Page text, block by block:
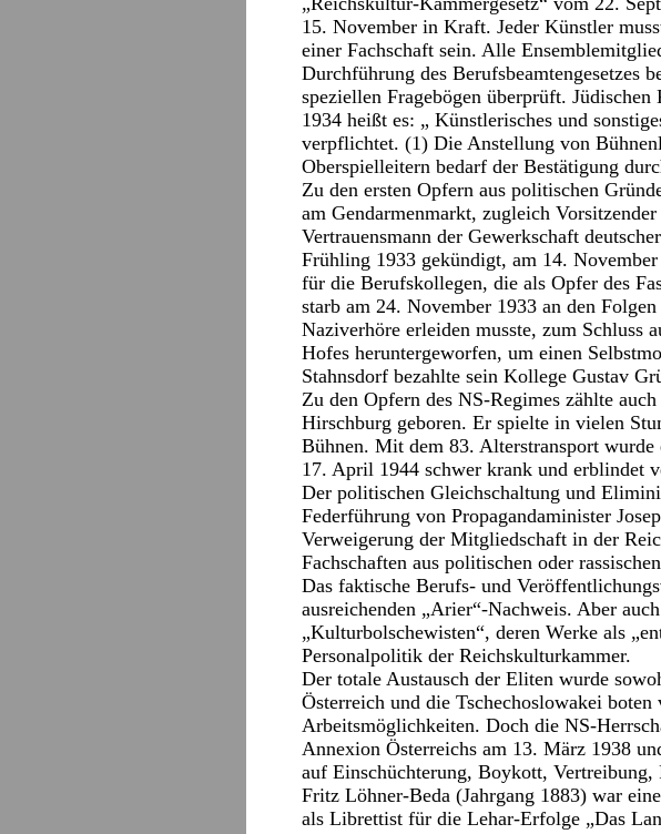
15. November in Kraft. Jeder Künstler
einer Fachschaft sein. Alle
Durchführung des Berufsbeamtengesetzes
speziellen Fragebögen überprüft.
1934 heißt es: „ Künstlerisches und
verpflichtet. (1) Die Anstellung von
Oberspielleitern bedarf der Bestätigung
Zu den ersten Opfern aus politischen
am Gendarmenmarkt, zugleich
Vertrauensmann der Gewerkschaft
Frühling 1933 gekündigt, am 14.
für die Berufskollegen, die als Opfer des
starb am 24. November 1933 an den
Naziverhöre erleiden musste, zum Schluss
Hofes heruntergeworfen, um einen
Stahnsdorf bezahlte sein Kollege Gustav
Zu den Opfern des NS-Regimes zählte
Hirschburg geboren. Er spielte in vielen
Bühnen. Mit dem 83. Alterstransport wurde
17. April 1944 schwer krank und erblindet
Der politischen Gleichschaltung und
Federführung von Propagandaminister
Verweigerung der Mitgliedschaft in der
Fachschaften aus politischen oder
Das faktische Berufs- und
ausreichenden „Arier“-Nachweis. Aber
„Kulturbolschewisten“, deren Werke als
Personalpolitik der Reichskulturkammer.
Der totale Austausch der Eliten wurde
Österreich und die Tschechoslowakei
Arbeitsmöglichkeiten. Doch die NS-
Annexion Österreichs am 13. März 1938
auf Einschüchterung, Boykott, Vertreibung,
Fritz Löhner-Beda (Jahrgang 1883) war
als Librettist für die Lehar-Erfolge „Das